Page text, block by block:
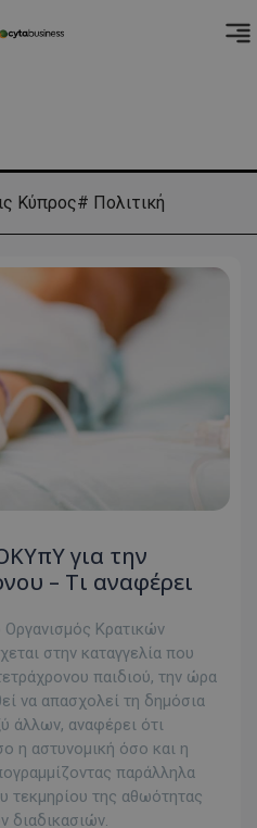
Κύπρος# Πολιτική
για την
– Τι αναφέρει
Κρατικών
στην καταγγελία που
παιδιού, την ώρα
να απασχολεί τη δημόσια
άλλων, αναφέρει ότι
η αστυνομική όσο και η
παράλληλα
τεκμηρίου της αθωότητας
διαδικασιών.